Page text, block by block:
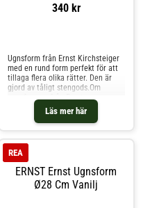
340 kr
Läs mer här
Ugnsform från Ernst Kirchsteiger
med en rund form perfekt för att
tillaga flera olika rätter. Den är
gjord av tåligt stengods.Om
Kirchsteiger- Ugnsform med ett
tåligt stengods.- Rund form.- Finns
i flera storlekar.Skötselråd för
mikrovågsugn. Shoppa
Ugnsformar och mer Pannor &
Kokkärl hos Royal Design.
ERNST Ernst Ugnsform
Ø28 Cm Vanilj
REA